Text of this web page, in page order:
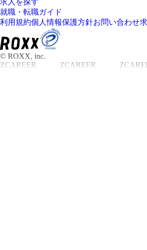
就職・転職ガイド
利用規約個人情報保護方針お問い合わせ
© ROXX, inc.
ZCAREER
ZCAREER